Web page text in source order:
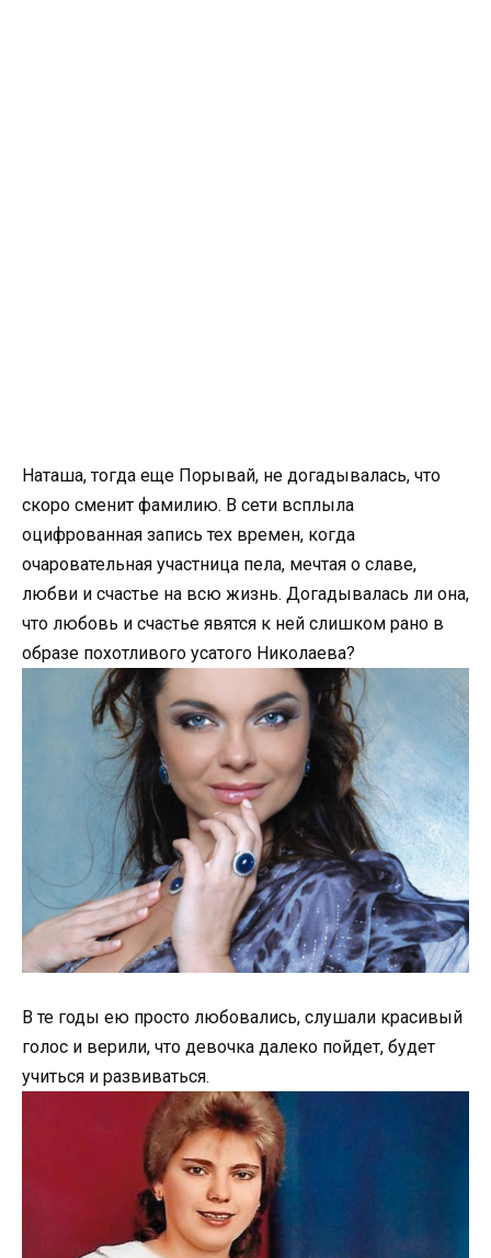
Наташа, тогда еще Порывай, не догадывалась, что
скоро сменит фамилию. В сети всплыла
оцифрованная запись тех времен, когда
очаровательная участница пела, мечтая о славе,
любви и счастье на всю жизнь. Догадывалась ли она,
что любовь и счастье явятся к ней слишком рано в
образе похотливого усатого Николаева?
В те годы ею просто любовались, слушали красивый
голос и верили, что девочка далеко пойдет, будет
учиться и развиваться.